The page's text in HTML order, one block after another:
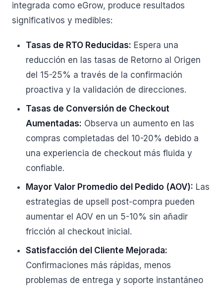
integrada como eGrow, produce resultados
significativos y medibles:
Tasas de RTO Reducidas: Espera una
reducción en las tasas de Retorno al Origen
del 15-25% a través de la confirmación
proactiva y la validación de direcciones.
Tasas de Conversión de Checkout
Aumentadas: Observa un aumento en las
compras completadas del 10-20% debido a
una experiencia de checkout más fluida y
confiable.
Mayor Valor Promedio del Pedido (AOV): Las
estrategias de upsell post-compra pueden
aumentar el AOV en un 5-10% sin añadir
fricción al checkout inicial.
Satisfacción del Cliente Mejorada:
Confirmaciones más rápidas, menos
problemas de entrega y soporte instantáneo